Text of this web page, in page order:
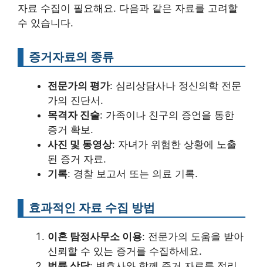
자료 수집이 필요해요. 다음과 같은 자료를 고려할
수 있습니다.
증거자료의 종류
전문가의 평가: 심리상담사나 정신의학 전문
가의 진단서.
목격자 진술: 가족이나 친구의 증언을 통한
증거 확보.
사진 및 동영상: 자녀가 위험한 상황에 노출
된 증거 자료.
기록: 경찰 보고서 또는 의료 기록.
효과적인 자료 수집 방법
이혼 탐정사무소 이용: 전문가의 도움을 받아
신뢰할 수 있는 증거를 수집하세요.